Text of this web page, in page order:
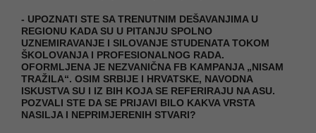
- UPOZNATI STE SA TRENUTNIM DEŠAVANJIMA U
REGIONU KADA SU U PITANJU SPOLNO
UZNEMIRAVANJE I SILOVANJE STUDENATA TOKOM
ŠKOLOVANJA I PROFESIONALNOG RADA.
OFORMLJENA JE NEZVANIČNA FB KAMPANJA „NISAM
TRAŽILA“. OSIM SRBIJE I HRVATSKE, NAVODNA
ISKUSTVA SU I IZ BIH KOJA SE REFERIRAJU NA ASU.
POZVALI STE DA SE PRIJAVI BILO KAKVA VRSTA
NASILJA I NEPRIMJERENIH STVARI?